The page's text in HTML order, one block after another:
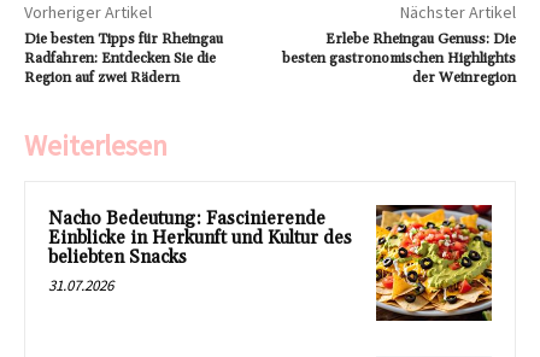
Vorheriger Artikel
Die besten Tipps für Rheingau
Radfahren: Entdecken Sie die
Region auf zwei Rädern
Nächster Artikel
Erlebe Rheingau Genuss: Die
besten gastronomischen Highlights
der Weinregion
Weiterlesen
Nacho Bedeutung: Fascinierende
Einblicke in Herkunft und Kultur des
beliebten Snacks
31.07.2026